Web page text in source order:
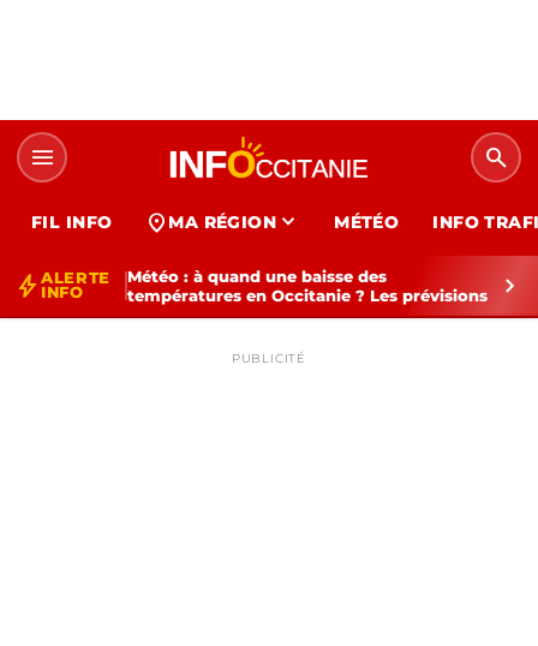
menu search
FIL INFO location_on MA RÉGION expand_more MÉTÉO INFO
bolt ALERTE
INFO
Météo : à quand une baisse des
températures en Occitanie ? Les prévisions
chevron_right
PUBLICITÉ